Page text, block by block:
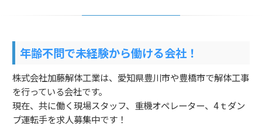
年齢不問で未経験から働ける会社！
株式会社加藤解体工業は、愛知県豊川市や豊橋市で解体工事
を行っている会社です。
現在、共に働く現場スタッフ、重機オペレーター、4ｔダン
プ運転手を求人募集中です！